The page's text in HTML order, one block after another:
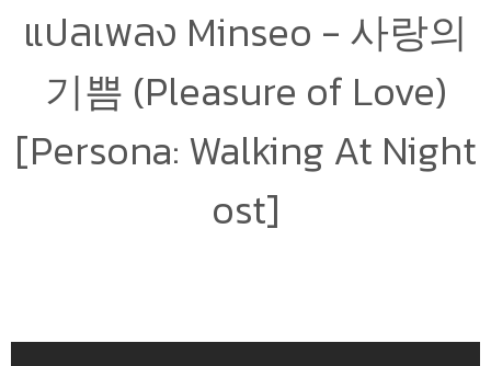
แปลเพลง Minseo - 사랑의
기쁨 (Pleasure of Love)
[Persona: Walking At Night
ost]